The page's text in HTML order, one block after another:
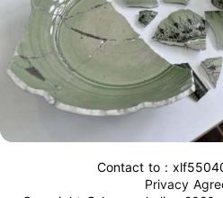
Contact to :
Privacy